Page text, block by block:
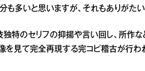
も多いと思いますが、それもありがたい
特のセリフの抑揚や言い回し、所作な
見て完全再現する完コピ稽古が行わ